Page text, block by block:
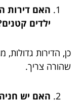
האם דירות
ילדים
כן, הדירות גדולות,
שהורה צריך.
האם יש